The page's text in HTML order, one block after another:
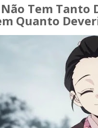
Tem Tanto
Quanto